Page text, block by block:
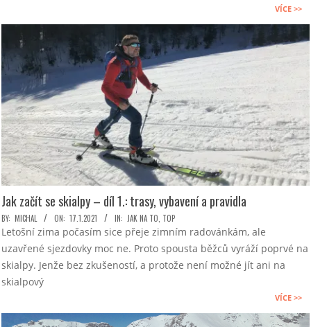
VÍCE >>
Jak začít se skialpy – díl 1.: trasy, vybavení a pravidla
2021-
01-
17
BY: MICHAL ON: 17.1.2021 IN: JAK NA TO TOP
Letošní zima počasím sice přeje zimním radovánkám, ale
uzavřené sjezdovky moc ne. Proto spousta běžců vyráží poprvé na
skialpy. Jenže bez zkušeností, a protože není možné jít ani na
skialpový
VÍCE >>